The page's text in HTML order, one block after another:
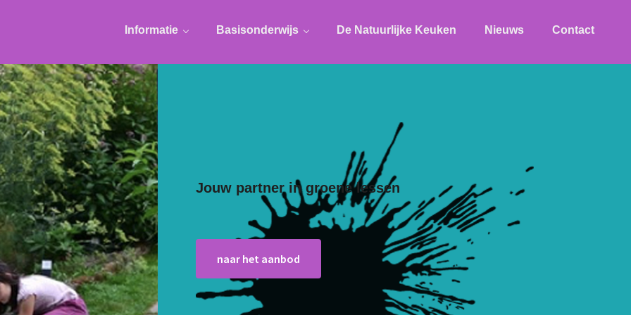
Informatie Basisonderwijs De Natuurlijke Keuken Nieuws Contact
Jouw partner in groene lessen
voor basis- en voortgezet onderwijs
naar het aanbod